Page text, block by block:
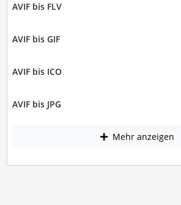
AVIF bis FLV
AVIF bis GIF
AVIF bis ICO
AVIF bis JPG
Mehr anzeigen